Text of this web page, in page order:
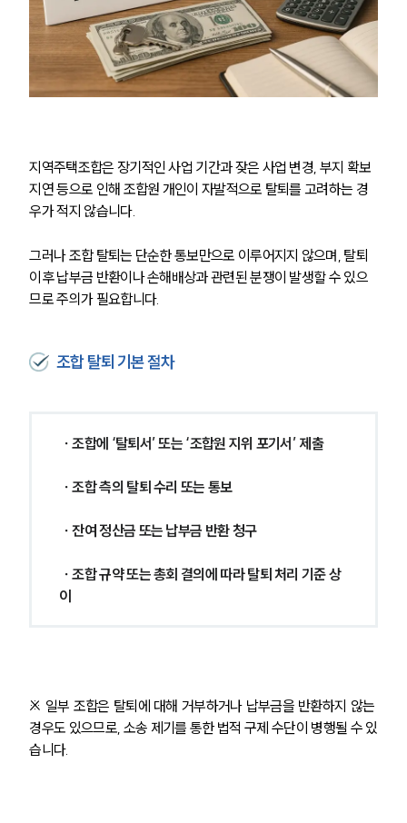
지역주택조합은 장기적인 사업 기간과 잦은 사업 변경, 부지 확보
지연 등으로 인해 조합원 개인이 자발적으로 탈퇴를 고려하는 경
우가 적지 않습니다.
그러나 조합 탈퇴는 단순한 통보만으로 이루어지지 않으며, 탈퇴
이후 납부금 반환이나 손해배상과 관련된 분쟁이 발생할 수 있으
므로 주의가 필요합니다.
조합 탈퇴 기본 절차
∙ 조합에 ‘탈퇴서’ 또는 ‘조합원 지위 포기서’ 제출
∙ 조합 측의 탈퇴 수리 또는 통보
∙ 잔여 정산금 또는 납부금 반환 청구
이
※ 일부 조합은 탈퇴에 대해 거부하거나 납부금을 반환하지 않는
경우도 있으므로, 소송 제기를 통한 법적 구제 수단이 병행될 수 있
습니다.